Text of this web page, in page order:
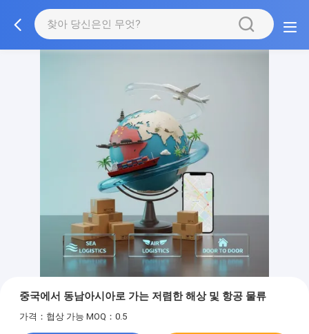
중국에서 동남아시아로 가는 저렴한 해상 및 항공 물류
가격：협상 가능 MOQ：0.5